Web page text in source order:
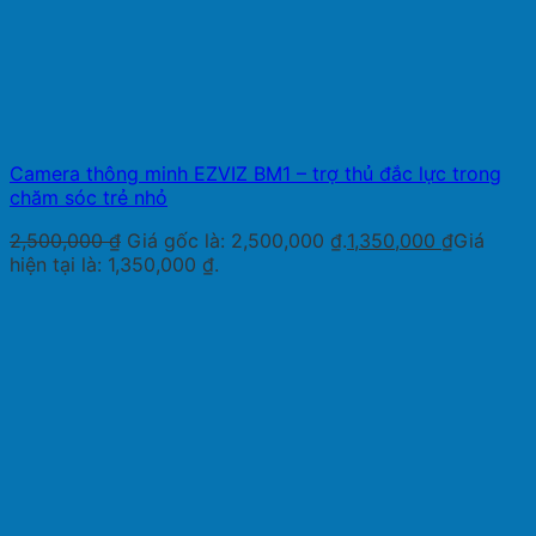
Camera thông minh EZVIZ BM1 – trợ thủ đắc lực trong
chăm sóc trẻ nhỏ
2,500,000₫ Giá gốc là: 2,500,000 ₫.1,350,000 ₫Giá
hiện tại là: 1,350,000 ₫.